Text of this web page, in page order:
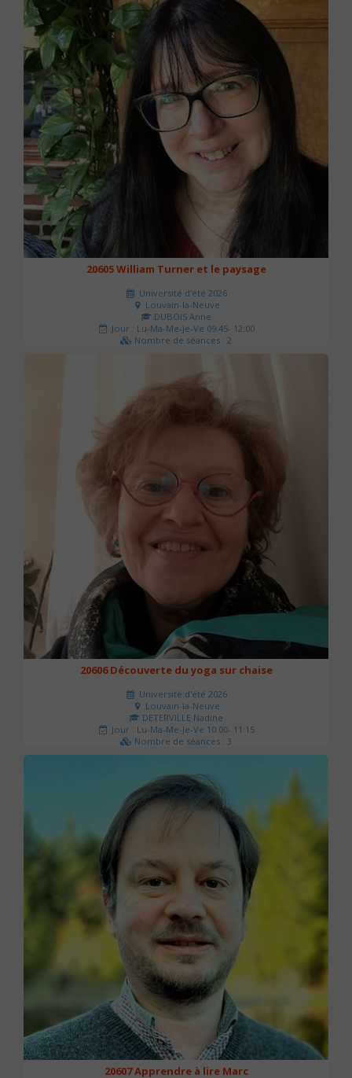
20605 William Turner et le paysage
Université d'été 2026
Louvain-la-Neuve
DUBOIS Anne
Jour : Lu-Ma-Me-Je-Ve 09:45- 12:00
Nombre de séances : 2
20606 Découverte du yoga sur chaise
Université d'été 2026
Louvain-la-Neuve
DETERVILLE Nadine
Jour : Lu-Ma-Me-Je-Ve 10:00- 11:15
Nombre de séances : 3
30 €
20607 Apprendre à lire Marc